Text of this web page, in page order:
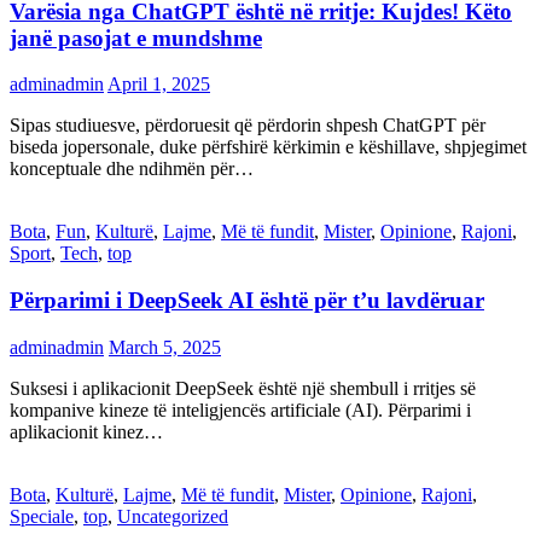
Varësia nga ChatGPT është në rritje: Kujdes! Këto
janë pasojat e mundshme
adminadmin April 1, 2025
Sipas studiuesve, përdoruesit që përdorin shpesh ChatGPT për
biseda jopersonale, duke përfshirë kërkimin e këshillave, shpjegimet
konceptuale dhe ndihmën për…
Bota, Fun, Kulturë, Lajme, Më të fundit, Mister, Opinione, Rajoni,
Sport, Tech, top
Përparimi i DeepSeek AI është për t’u lavdëruar
adminadmin March 5, 2025
Suksesi i aplikacionit DeepSeek është një shembull i rritjes së
kompanive kineze të inteligjencës artificiale (AI). Përparimi i
aplikacionit kinez…
Bota, Kulturë, Lajme, Më të fundit, Mister, Opinione, Rajoni,
Speciale, top, Uncategorized